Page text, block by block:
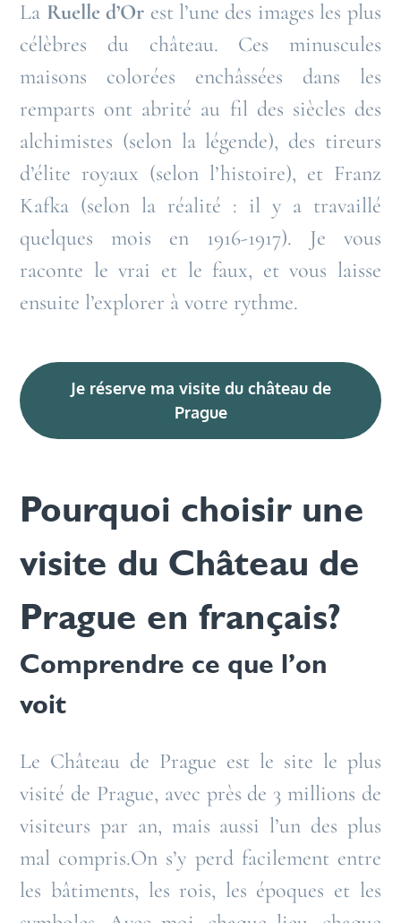
La Ruelle d’Or est l’une des images les plus
célèbres du château. Ces minuscules
maisons colorées enchâssées dans les
remparts ont abrité au fil des siècles des
alchimistes (selon la légende), des tireurs
d’élite royaux (selon l’histoire), et Franz
Kafka (selon la réalité : il y a travaillé
quelques mois en 1916-1917). Je vous
raconte le vrai et le faux, et vous laisse
ensuite l’explorer à votre rythme.
Je réserve ma visite du château de
Prague
Pourquoi choisir une
visite du Château de
Prague en français?
Comprendre ce que l’on
voit
Le Château de Prague est le site le plus
visité de Prague, avec près de 3 millions de
visiteurs par an, mais aussi l’un des plus
mal compris.On s’y perd facilement entre
les bâtiments, les rois, les époques et les